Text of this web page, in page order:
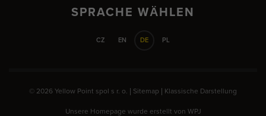
SPRACHE WÄHLEN
CZ EN DE PL
© 2026 Yellow Point spol s r. o. | Sitemap Klassische Darstellung
Unsere Homepage wurde erstellt von WPJ